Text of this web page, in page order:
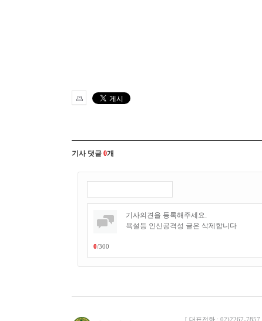
기사 댓글 0개
0/300
[ 대표전화 : 02)2267-